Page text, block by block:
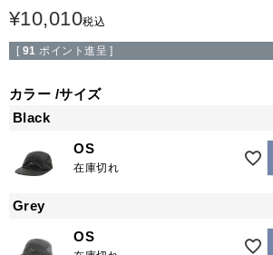
¥10,010税込
[ 91 ポイント進呈 ]
カラー サイズ
Black
OS
在庫切れ
Grey
OS